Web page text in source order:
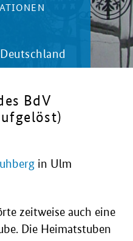
BdV
in Ulm
zeitweise auch eine
Die Heimatstuben